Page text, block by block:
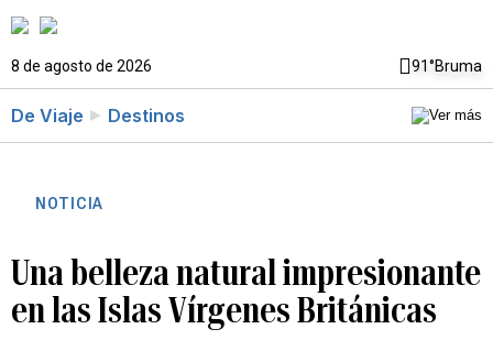
8 de agosto de 2026 91°Bruma
De Viaje Destinos
NOTICIA
Una belleza natural impresionante
en las Islas Vírgenes Británicas